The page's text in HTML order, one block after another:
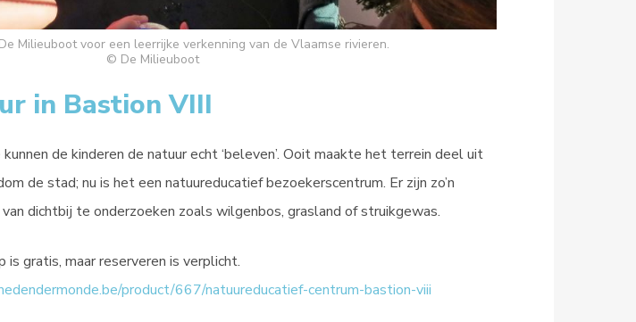
Milieuboot voor een leerrijke verkenning van de Vlaamse rivieren.
© De Milieuboot
in Bastion VIII
de kinderen de natuur echt ‘beleven’. Ooit maakte het terrein deel uit
de stad; nu is het een natuureducatief bezoekerscentrum. Er zijn zo’n
dichtbij te onderzoeken zoals wilgenbos, grasland of struikgewas.
gratis, maar reserveren is verplicht.
product/667/natuureducatief-centrum-bastion-viii